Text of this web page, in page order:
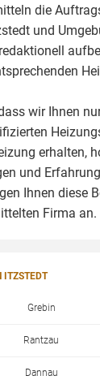
die
und
wir Ihnen
erhalten,
und
Ihnen diese
Firma an.
ITZSTEDT
Grebin
Rantzau
Dannau